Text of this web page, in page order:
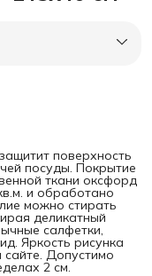
поверхность
посуды. Покрытие
ткани оксфорд
и обработано
можно стирать
деликатный
салфетки,
Яркость рисунка
Допустимо
2 см.